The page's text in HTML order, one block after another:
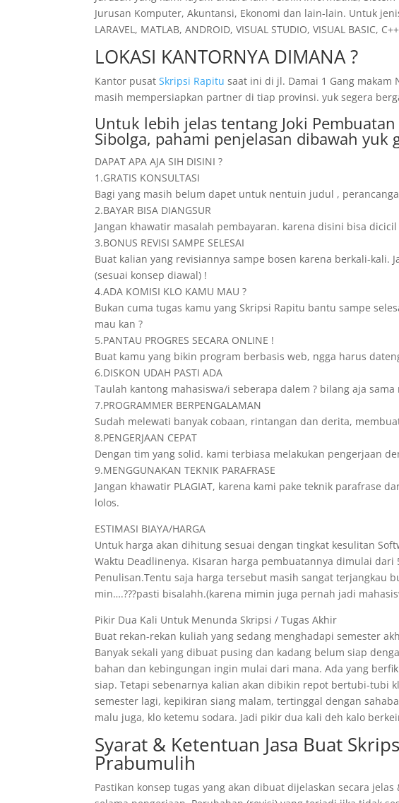
Jurusan Komputer, Akuntansi, Ekonomi dan lain-lain. Untuk
LARAVEL, MATLAB, ANDROID, VISUAL STUDIO, VISUAL BASIC,
LOKASI KANTORNYA DIMANA ?
Kantor pusatSkripsi Rapitu saat ini di jl. Damai 1 Gang makam
masih mempersiapkan partner di tiap provinsi. yuk segera
Untuk lebih jelas tentang Joki
Sibolga, pahami penjelasan dibawah yuk
DAPAT APA AJA SIH DISINI ?
1.GRATIS KONSULTASI
Bagi yang masih belum dapet untuk nentuin judul ,
2.BAYAR BISA DIANGSUR
Jangan khawatir masalah pembayaran. karena disini bisa
3.BONUS REVISI SAMPE SELESAI
Buat kalian yang revisiannya sampe bosen karena berkali-kali.
(sesuai konsep diawal) !
4.ADA KOMISI KLO KAMU MAU ?
Bukan cuma tugas kamu yang Skripsi Rapitu bantu sampe
mau kan ?
5.PANTAU PROGRES SECARA ONLINE !
Buat kamu yang bikin program berbasis web, ngga harus
6.DISKON UDAH PASTI ADA
Taulah kantong mahasiswa/i seberapa dalem ? bilang aja
7.PROGRAMMER BERPENGALAMAN
Sudah melewati banyak cobaan, rintangan dan derita,
8.PENGERJAAN CEPAT
Dengan tim yang solid. kami terbiasa melakukan pengerjaan
9.MENGGUNAKAN TEKNIK PARAFRASE
Jangan khawatir PLAGIAT, karena kami pake teknik parafrase
lolos.
ESTIMASI BIAYA/HARGA
Untuk harga akan dihitung sesuai dengan tingkat kesulitan
Waktu Deadlinenya. Kisaran harga pembuatannya dimulai
Penulisan.Tentu saja harga tersebut masih sangat terjangkau
min….???pasti bisalahh.(karena mimin juga pernah jadi
Pikir Dua Kali Untuk Menunda Skripsi / Tugas Akhir
Buat rekan-rekan kuliah yang sedang menghadapi semester
Banyak sekali yang dibuat pusing dan kadang belum siap
bahan dan kebingungan ingin mulai dari mana. Ada yang
siap. Tetapi sebenarnya kalian akan dibikin repot bertubi-tubi
semester lagi, kepikiran siang malam, tertinggal dengan
malu juga, klo ketemu sodara. Jadi pikir dua kali deh kalo
Syarat & Ketentuan Jasa Buat
Prabumulih
Pastikan konsep tugas yang akan dibuat dijelaskan secara